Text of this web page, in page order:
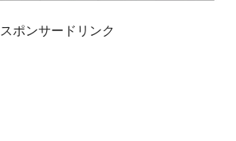
スポンサードリンク